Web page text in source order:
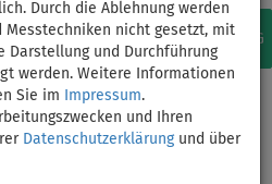
Durch die Ablehnung werden
Messtechniken nicht gesetzt, mit
Darstellung und Durchführung
werden. Weitere Informationen
Sie im
Impressum.
und Ihren
Datenschutzerklärungund über
AUF LAGER ZUR VORBESTELLUNG